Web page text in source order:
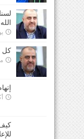
الله
كل